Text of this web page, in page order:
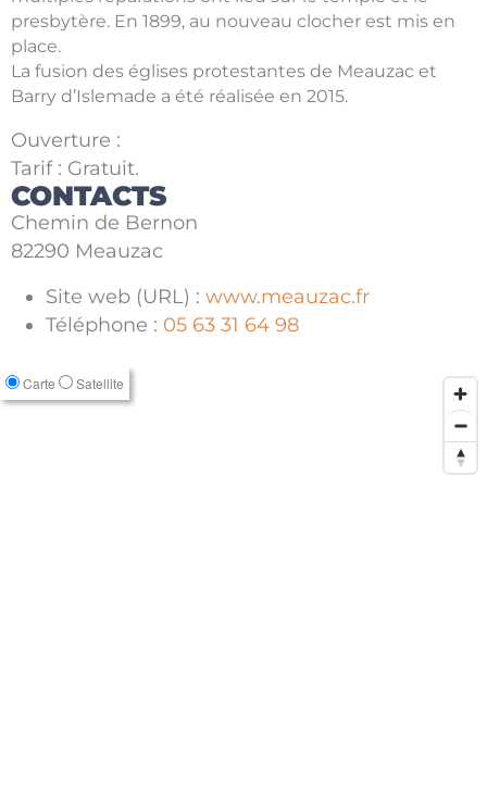
presbytère. En 1899, au nouveau clocher est mis en
place.
La fusion des églises protestantes de Meauzac et
Barry d’Islemade a été réalisée en 2015.
Ouverture :
Tarif : Gratuit.
CONTACTS
Chemin de Bernon
82290 Meauzac
Site web (URL) : www.meauzac.fr
Téléphone : 05 63 31 64 98
Carte Satellite